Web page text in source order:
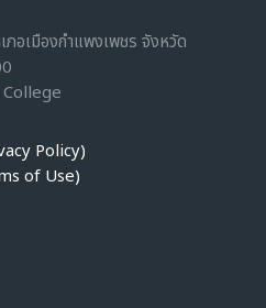
ภอเมืองกำแพงเพชร จังหวัด
Policy)
of Use)